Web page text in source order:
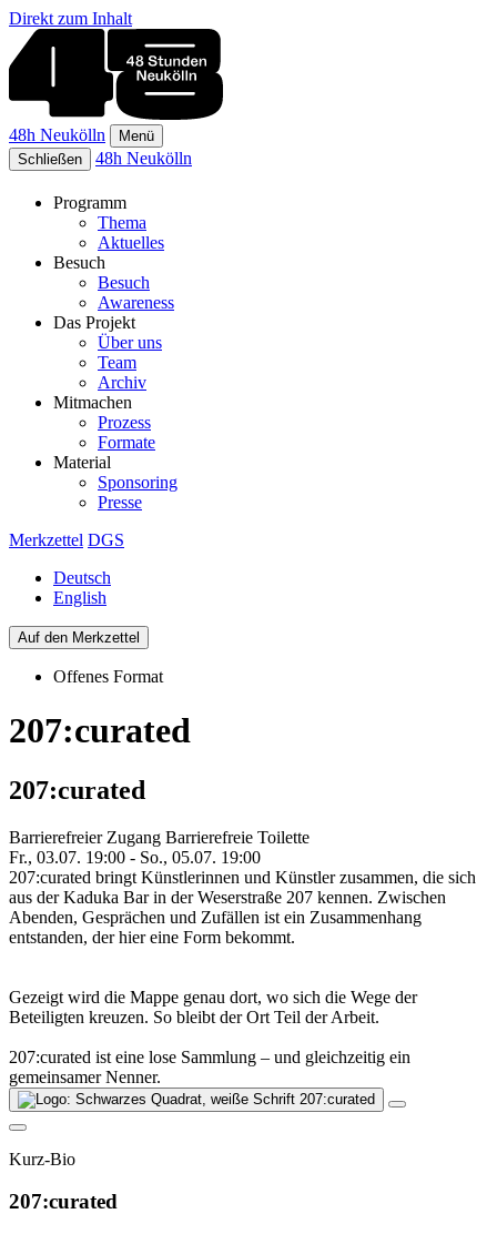
Direkt zum Inhalt
48h Neukölln
Menü
Schließen
48h Neukölln
Programm
Thema
Aktuelles
Besuch
Besuch
Awareness
Das Projekt
Über uns
Team
Archiv
Mitmachen
Prozess
Formate
Material
Sponsoring
Presse
Merkzettel DGS
Deutsch
English
Auf den Merkzettel
Offenes Format
207:curated
207:curated
Barrierefreier Zugang Barrierefreie Toilette
Fr., 03.07. 19:00 - So., 05.07. 19:00
207:curated bringt Künstlerinnen und Künstler zusammen, die sich
aus der Kaduka Bar in der Weserstraße 207 kennen. Zwischen
Abenden, Gesprächen und Zufällen ist ein Zusammenhang
entstanden, der hier eine Form bekommt.
Gezeigt wird die Mappe genau dort, wo sich die Wege der
Beteiligten kreuzen. So bleibt der Ort Teil der Arbeit.
207:curated ist eine lose Sammlung – und gleichzeitig ein
gemeinsamer Nenner.
Kurz-Bio
207:curated